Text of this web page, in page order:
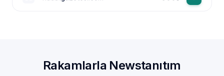
Rakamlarla Newstanıtım